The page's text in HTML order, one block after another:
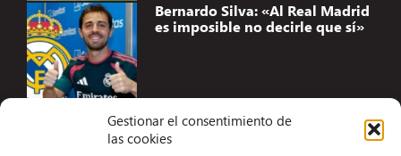
Gestionar el consentimiento de
las cookies
Bernardo Silva: «Al Real Madrid
es imposible no decirle que sí»